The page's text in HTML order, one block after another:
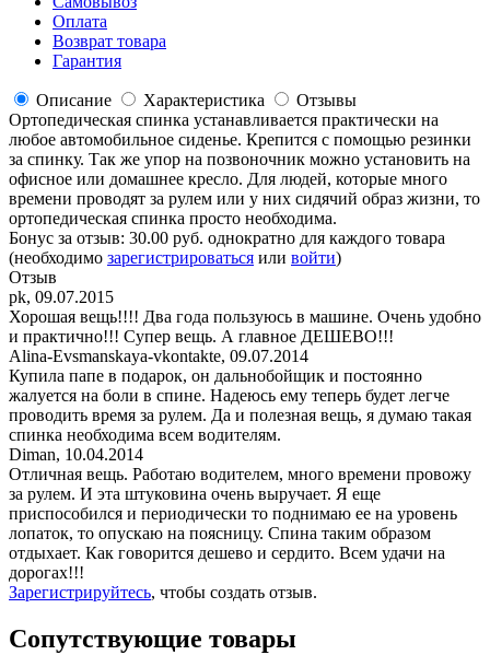
Оплата
Возврат товара
Гарантия
Описание Характеристика
Отзывы
Ортопедическая спинка устанавливается практически на
любое автомобильное сиденье. Крепится c помощью резинки
за спинку. Так же упор на позвоночник можно установить на
офисное или домашнее кресло. Для людей, которые много
времени проводят за рулем или у них сидячий образ жизни, то
ортопедическая спинка просто необходима.
Бонус за отзыв: 30.00 руб. однократно для каждого товара
(необходимо зарегистрироваться или войти)
Отзыв
pk, 09.07.2015
Хорошая вещь!!!! Два года пользуюсь в машине. Очень удобно
и практично!!! Супер вещь. А главное ДЕШЕВО!!!
Alina-Evsmanskaya-vkontakte, 09.07.2014
Купила папе в подарок, он дальнобойщик и постоянно
жалуется на боли в спине. Надеюсь ему теперь будет легче
проводить время за рулем. Да и полезная вещь, я думаю такая
спинка необходима всем водителям.
Diman, 10.04.2014
Отличная вещь. Работаю водителем, много времени провожу
за рулем. И эта штуковина очень выручает. Я еще
приспособился и периодически то поднимаю ее на уровень
лопаток, то опускаю на поясницу. Спина таким образом
отдыхает. Как говорится дешево и сердито. Всем удачи на
дорогах!!!
Зарегистрируйтесь, чтобы создать отзыв.
Сопутствующие товары